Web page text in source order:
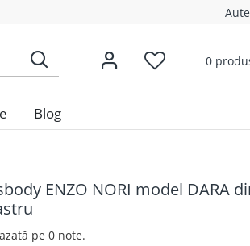
0
Blog
ENZO NORI model DARA
pe 0 note.